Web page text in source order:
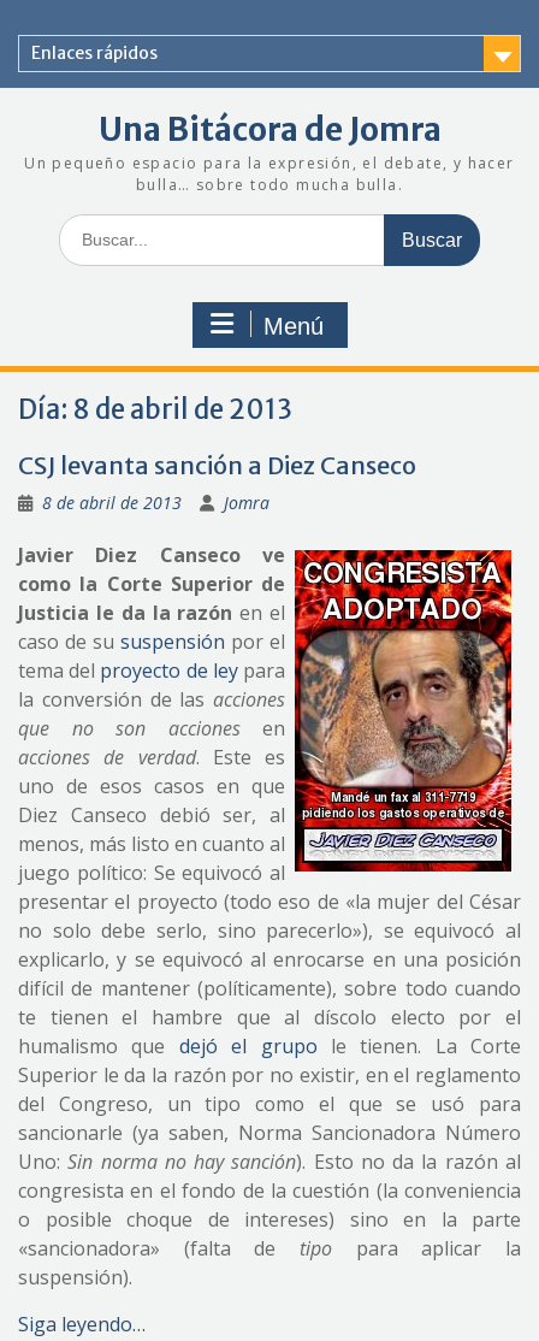
contenido
Enlaces rápidos
Una Bitácora de Jomra
Un pequeño espacio para la expresión, el debate, y hacer
bulla… sobre todo mucha bulla.
Buscar:
Menú
Día: 8 de abril de 2013
CSJ levanta sanción a Diez Canseco
8 de abril de 2013 Jomra
Javier Diez Canseco ve
como la Corte Superior de
Justicia le da la razón en el
caso de su suspensión por el
tema del proyecto de leypara
la conversión de las acciones
que no son accionesen
acciones de verdad. Este es
uno de esos casos en que
Diez Canseco debió ser, al
menos, más listo en cuanto al
juego político: Se equivocó al
presentar el proyecto (todo eso de «la mujer del César
no solo debe serlo, sino parecerlo»), se equivocó al
explicarlo, y se equivocó al enrocarse en una posición
difícil de mantener (políticamente), sobre todo cuando
te tienen el hambre que al díscolo electo por el
humalismo que dejó el grupo le tienen. La Corte
Superior le da la razón por no existir, en el reglamento
del Congreso, un tipo como el que se usó para
sancionarle (ya saben, Norma Sancionadora Número
Uno:Sin norma no hay sanción). Esto no da la razón al
congresista en el fondo de la cuestión (la conveniencia
o posible choque de intereses) sino en la parte
«sancionadora» (falta de tipo para aplicar la
suspensión).
Siga leyendo…